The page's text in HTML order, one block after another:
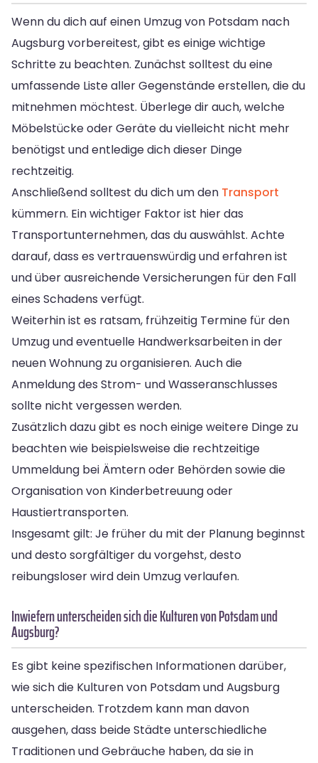
Wenn du dich auf einen Umzug von Potsdam nach
Augsburg vorbereitest, gibt es einige wichtige
Schritte zu beachten. Zunächst solltest du eine
umfassende Liste aller Gegenstände erstellen, die du
mitnehmen möchtest. Überlege dir auch, welche
Möbelstücke oder Geräte du vielleicht nicht mehr
benötigst und entledige dich dieser Dinge
rechtzeitig.
Anschließend solltest du dich um den Transport
kümmern. Ein wichtiger Faktor ist hier das
Transportunternehmen, das du auswählst. Achte
darauf, dass es vertrauenswürdig und erfahren ist
und über ausreichende Versicherungen für den Fall
eines Schadens verfügt.
Weiterhin ist es ratsam, frühzeitig Termine für den
Umzug und eventuelle Handwerksarbeiten in der
neuen Wohnung zu organisieren. Auch die
Anmeldung des Strom- und Wasseranschlusses
sollte nicht vergessen werden.
Zusätzlich dazu gibt es noch einige weitere Dinge zu
beachten wie beispielsweise die rechtzeitige
Ummeldung bei Ämtern oder Behörden sowie die
Organisation von Kinderbetreuung oder
Haustiertransporten.
Insgesamt gilt: Je früher du mit der Planung beginnst
und desto sorgfältiger du vorgehst, desto
reibungsloser wird dein Umzug verlaufen.
Inwiefern unterscheiden sich die Kulturen von Potsdam und
Augsburg?
Es gibt keine spezifischen Informationen darüber,
wie sich die Kulturen von Potsdam und Augsburg
unterscheiden. Trotzdem kann man davon
ausgehen, dass beide Städte unterschiedliche
Traditionen und Gebräuche haben, da sie in